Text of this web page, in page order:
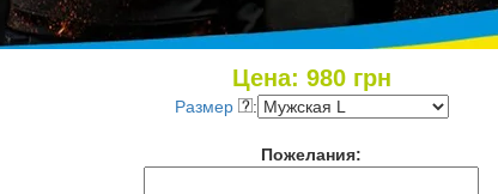
Цена: 980грн
Размер :
Пожелания: